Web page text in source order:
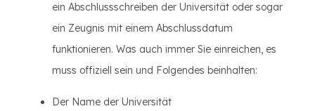
ein Abschlussschreiben der Universität oder sogar
ein Zeugnis mit einem Abschlussdatum
funktionieren. Was auch immer Sie einreichen, es
muss offiziell sein und Folgendes beinhalten:
Der Name der Universität